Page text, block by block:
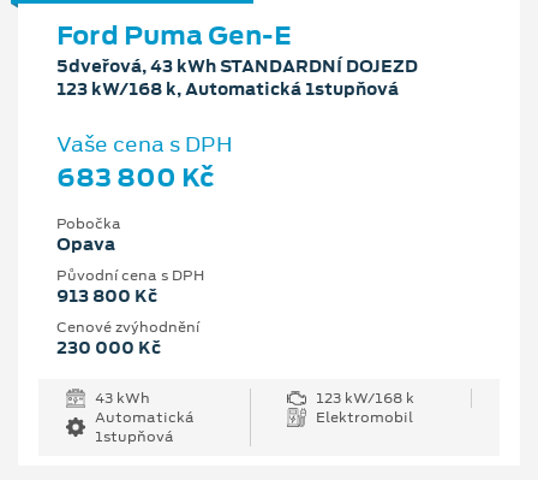
Ford Puma Gen-E
5dveřová, 43 kWh STANDARDNÍ DOJEZD
123 kW/168 k, Automatická 1stupňová
Vaše cena s DPH
683 800 Kč
Pobočka
Opava
Původní cena s DPH
913 800 Kč
Cenové zvýhodnění
230 000 Kč
43 kWh
123 kW/168 k
Automatická
1stupňová
Elektromobil